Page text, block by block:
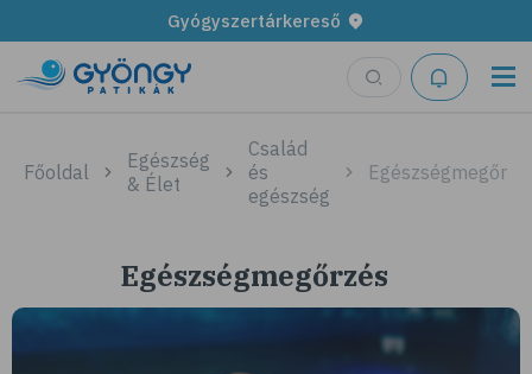
Gyógyszertárkereső
Főoldal
Egészség
& Élet
Család
és
egészség
Egészségmegőrzés